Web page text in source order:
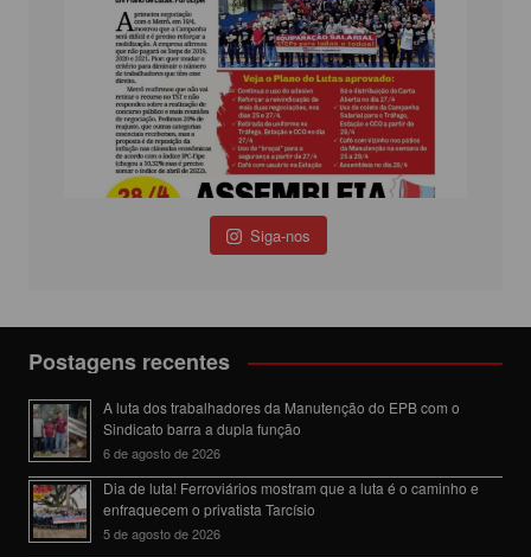
Siga-nos
Postagens recentes
A luta dos trabalhadores da Manutenção do EPB com o
Sindicato barra a dupla função
6 de agosto de 2026
Dia de luta! Ferroviários mostram que a luta é o caminho e
enfraquecem o privatista Tarcísio
5 de agosto de 2026